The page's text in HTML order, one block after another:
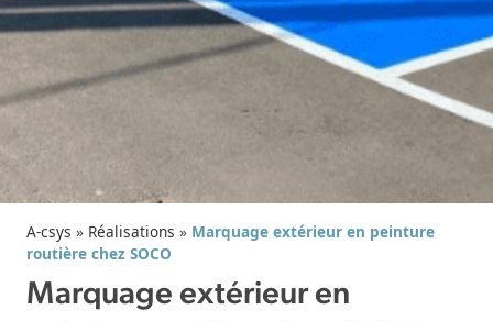
A-csys » Réalisations » Marquage extérieur en peinture
routière chez SOCO
Marquage extérieur en